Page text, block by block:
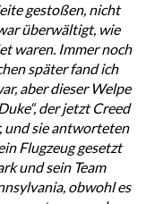
gestoßen, nicht
überwältigt, wie
waren. Immer noch
später fand ich
aber dieser Welpe
der jetzt Creed
und sie antworteten
Flugzeug gesetzt
und sein Team
obwohl es